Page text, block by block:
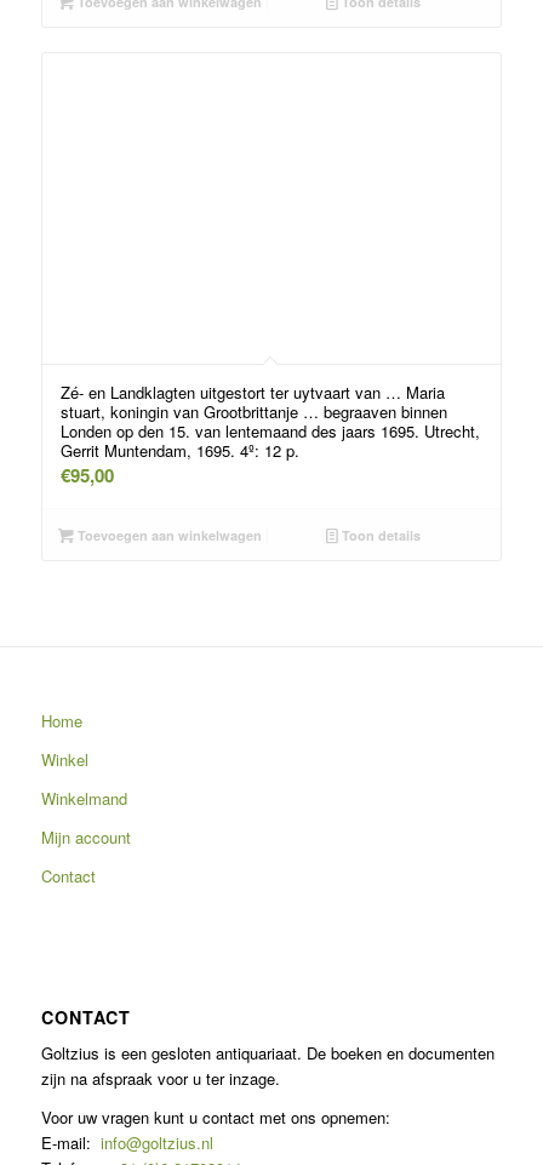
Zé- en Landklagten uitgestort ter uytvaart van … Maria
stuart, koningin van Grootbrittanje … begraaven binnen
Londen op den 15. van lentemaand des jaars 1695. Utrecht,
Gerrit Muntendam, 1695. 4º: 12 p.
€95,00
Toevoegen aan winkelwagen Toon details
Home
Winkel
Winkelmand
Mijn account
Contact
CONTACT
Goltzius is een gesloten antiquariaat. De boeken en documenten
zijn na afspraak voor u ter inzage.
Voor uw vragen kunt u contact met ons opnemen:
E-mail: info@goltzius.nl